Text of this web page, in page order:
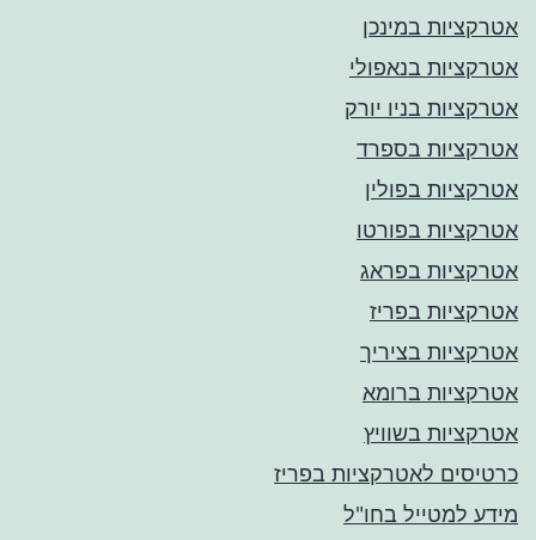
אטרקציות במינכן
אטרקציות בנאפולי
אטרקציות בניו יורק
אטרקציות בספרד
אטרקציות בפולין
אטרקציות בפורטו
אטרקציות בפראג
אטרקציות בפריז
אטרקציות בציריך
אטרקציות ברומא
אטרקציות בשוויץ
כרטיסים לאטרקציות בפריז
מידע למטייל בחו"ל